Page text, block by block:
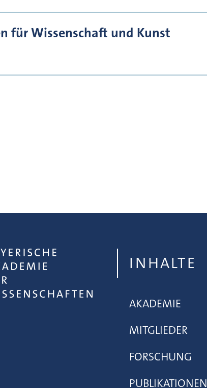
für Wissenschaft und Kunst
INHALTE
AKADEMIE
MITGLIEDER
FORSCHUNG
PUBLIKATIONEN